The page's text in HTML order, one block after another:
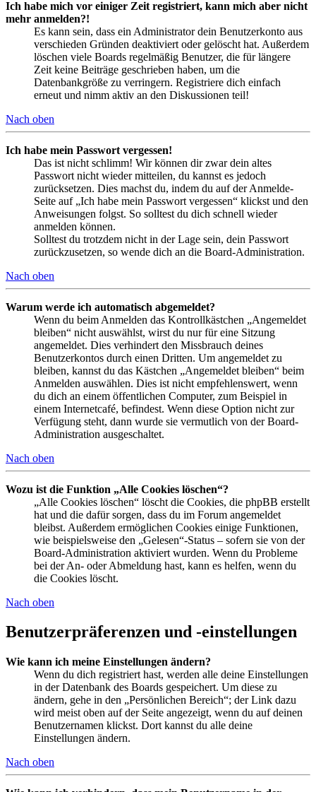
Ich habe mich vor einiger Zeit registriert, kann mich aber nicht
mehr anmelden?!
Es kann sein, dass ein Administrator dein Benutzerkonto aus
verschieden Gründen deaktiviert oder gelöscht hat. Außerdem
löschen viele Boards regelmäßig Benutzer, die für längere
Zeit keine Beiträge geschrieben haben, um die
Datenbankgröße zu verringern. Registriere dich einfach
erneut und nimm aktiv an den Diskussionen teil!
Nach oben
Ich habe mein Passwort vergessen!
Das ist nicht schlimm! Wir können dir zwar dein altes
Passwort nicht wieder mitteilen, du kannst es jedoch
zurücksetzen. Dies machst du, indem du auf der Anmelde-
Seite auf „Ich habe mein Passwort vergessen“ klickst und den
Anweisungen folgst. So solltest du dich schnell wieder
anmelden können.
Solltest du trotzdem nicht in der Lage sein, dein Passwort
zurückzusetzen, so wende dich an die Board-Administration.
Nach oben
Warum werde ich automatisch abgemeldet?
Wenn du beim Anmelden das Kontrollkästchen „Angemeldet
bleiben“ nicht auswählst, wirst du nur für eine Sitzung
angemeldet. Dies verhindert den Missbrauch deines
Benutzerkontos durch einen Dritten. Um angemeldet zu
bleiben, kannst du das Kästchen „Angemeldet bleiben“ beim
Anmelden auswählen. Dies ist nicht empfehlenswert, wenn
du dich an einem öffentlichen Computer, zum Beispiel in
einem Internetcafé, befindest. Wenn diese Option nicht zur
Verfügung steht, dann wurde sie vermutlich von der Board-
Administration ausgeschaltet.
Nach oben
Wozu ist die Funktion „Alle Cookies löschen“?
„Alle Cookies löschen“ löscht die Cookies, die phpBB erstellt
hat und die dafür sorgen, dass du im Forum angemeldet
bleibst. Außerdem ermöglichen Cookies einige Funktionen,
wie beispielsweise den „Gelesen“-Status – sofern sie von der
Board-Administration aktiviert wurden. Wenn du Probleme
bei der An- oder Abmeldung hast, kann es helfen, wenn du
die Cookies löscht.
Nach oben
Benutzerpräferenzen und -einstellungen
Wie kann ich meine Einstellungen ändern?
Wenn du dich registriert hast, werden alle deine Einstellungen
in der Datenbank des Boards gespeichert. Um diese zu
ändern, gehe in den „Persönlichen Bereich“; der Link dazu
wird meist oben auf der Seite angezeigt, wenn du auf deinen
Benutzernamen klickst. Dort kannst du alle deine
Einstellungen ändern.
Nach oben